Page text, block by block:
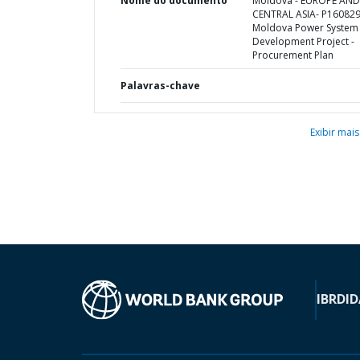
CENTRAL ASIA-
Moldova Power System
Development Project -
Procurement Plan
Palavras-chave
Exibir mais
IBRD